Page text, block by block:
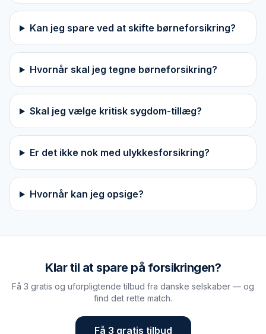
Kan jeg spare ved at skifte børneforsikring?
Hvornår skal jeg tegne børneforsikring?
Skal jeg vælge kritisk sygdom-tillæg?
Er det ikke nok med ulykkesforsikring?
Hvornår kan jeg opsige?
Klar til at spare på forsikringen?
Få 3 gratis og uforpligtende tilbud fra danske selskaber — og
find det rette match.
Få 3 gratis tilbud